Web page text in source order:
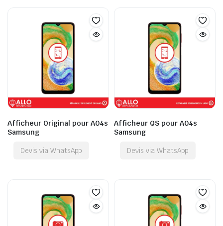
Afficheur Original pour A04s
Samsung
Devis via WhatsApp
Afficheur QS pour A04s
Samsung
Devis via WhatsApp